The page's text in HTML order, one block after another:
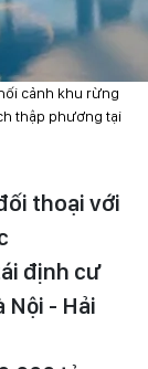
cảnh khu rừng
thập phương tại
thoại với
định cư
Nội - Hải